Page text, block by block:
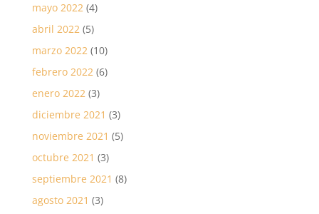
mayo 2022(4)
abril 2022(5)
marzo 2022(10)
febrero 2022(6)
enero 2022(3)
diciembre 2021 (3)
noviembre 2021 (5)
octubre 2021 (3)
septiembre 2021 (8)
agosto 2021 (3)